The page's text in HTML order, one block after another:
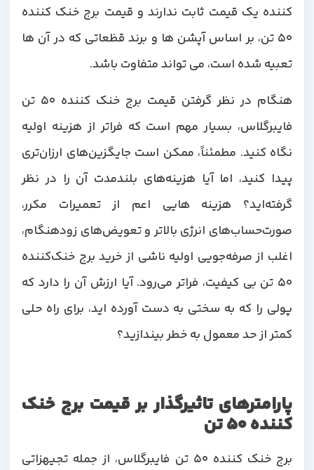
کننده یک قیمت ثابت ندارند و قیمت برج خنک کننده
50 تن، بر اساس آپشن ها و برند قظعاتی که در آن ها
تعبیه شده است، می تواند متفاوت باشد.
هنگام در نظر گرفتن قیمت برج خنک کننده 50 تن
فایبرگلاس، بسیار مهم است که فراتر از هزینه اولیه
نگاه کنید. مطمئناً، ممکن است جایگزین‌های ارزان‌تری
پیدا کنید، اما آیا هزینه‌های بلندمدت آن را در نظر
گرفته‌اید؟ هزینه هایی اعم از تعمیرات مکرر،
صورت‌حساب‌های انرژی بالاتر و تعویض‌های زودهنگام،
اغلب از صرفه‌جویی اولیه ناشی از خرید برج خنک‌کننده
50 تن بی کیفیت، فراتر می‌رود. آیا ارزش آن را دارد که
پولی را که به سختی به دست آورده اید، برای راه حلی
کمتر از حد معمول به خطر بیندازید؟
پارامترهای تاثیرگذار بر قیمت برج خنک
کننده 50 تن
برج خنک کننده 50 تن فایبرگلاس، از جمله تجیهزاتی